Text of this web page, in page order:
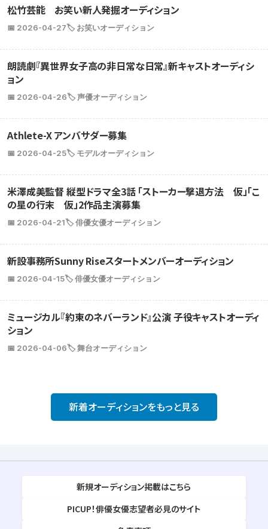
松竹芸能 お笑い新人発掘オーディション
📅 2026-04-27🏷️ お笑いオーディション
朗読劇『異世界女子高の非日常な日常』新キャストオーディシ
ョン
📅 2026-04-26🏷️ 声優オーディション
Athlete-X アンバサダー募集
📅 2026-04-25🏷️ モデルオーディション
米澤成美監督 縦型ドラマ全3話 「ストーカー撃退方法 仮」「こ
の星の行末 仮」2作品主演募集
📅 2026-04-21🏷️ 俳優女優オーディション
新設事務所Sunny Riseスタートメンバーオーディション
📅 2026-04-15🏷️ 俳優女優オーディション
ミュージカル『約束のネバーランド』公演 子役キャストオーディ
ション
📅 2026-04-06🏷️ 舞台オーディション
新着オーディションをもっと見る
新規オーディション掲載はこちら
PICUP！俳優女優志望者必見のサイト